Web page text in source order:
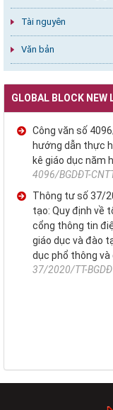
Tài nguyên
Văn bản
GLOBAL BLOCK NEW
Công văn số
hướng dẫn thực
kê giáo dục năm
4096/BGDĐT-
Thông tư số 37/
tạo: Quy định về
cổng thông tin
giáo dục và đào
dục phổ thông và
37/2020/TT-